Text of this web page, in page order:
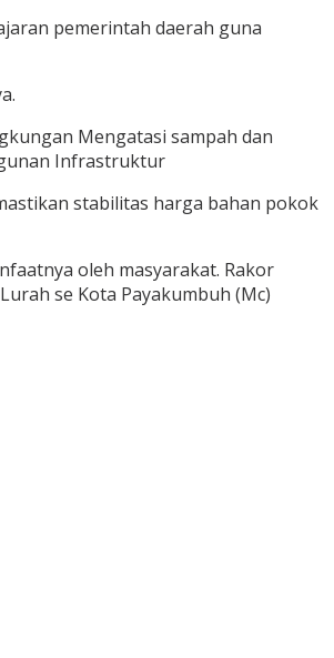
pemerintah daerah guna
Mengatasi sampah dan
Infrastruktur
stabilitas harga bahan pokok
oleh masyarakat. Rakor
se Kota Payakumbuh (Mc)